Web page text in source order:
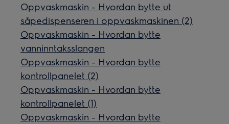
Oppvaskmaskin - Hvordan bytte ut
såpedispenseren i oppvaskmaskinen (2)
Oppvaskmaskin - Hvordan bytte
vanninntaksslangen
Oppvaskmaskin - Hvordan bytte
kontrollpanelet (2)
Oppvaskmaskin - Hvordan bytte
kontrollpanelet (1)
Oppvaskmaskin - Hvordan bytte